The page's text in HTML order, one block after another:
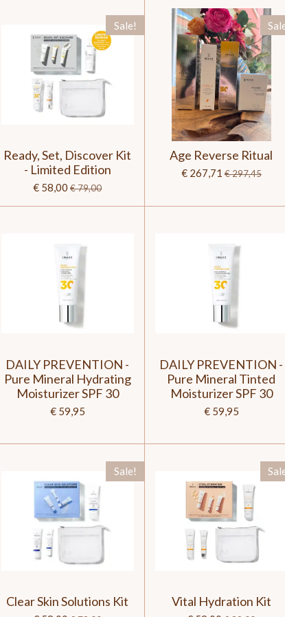
Sale!
Ready, Set, Discover Kit
- Limited Edition
€ 58,00 € 79,00
Age Reverse Ritual
€ 267,71 € 297,45
DAILY PREVENTION -
Pure Mineral Hydrating
Moisturizer SPF 30
€ 59,95
DAILY PREVENTION -
Pure Mineral Tinted
Moisturizer SPF 30
€ 59,95
Sale!
Clear Skin Solutions Kit Vital Hydration Kit